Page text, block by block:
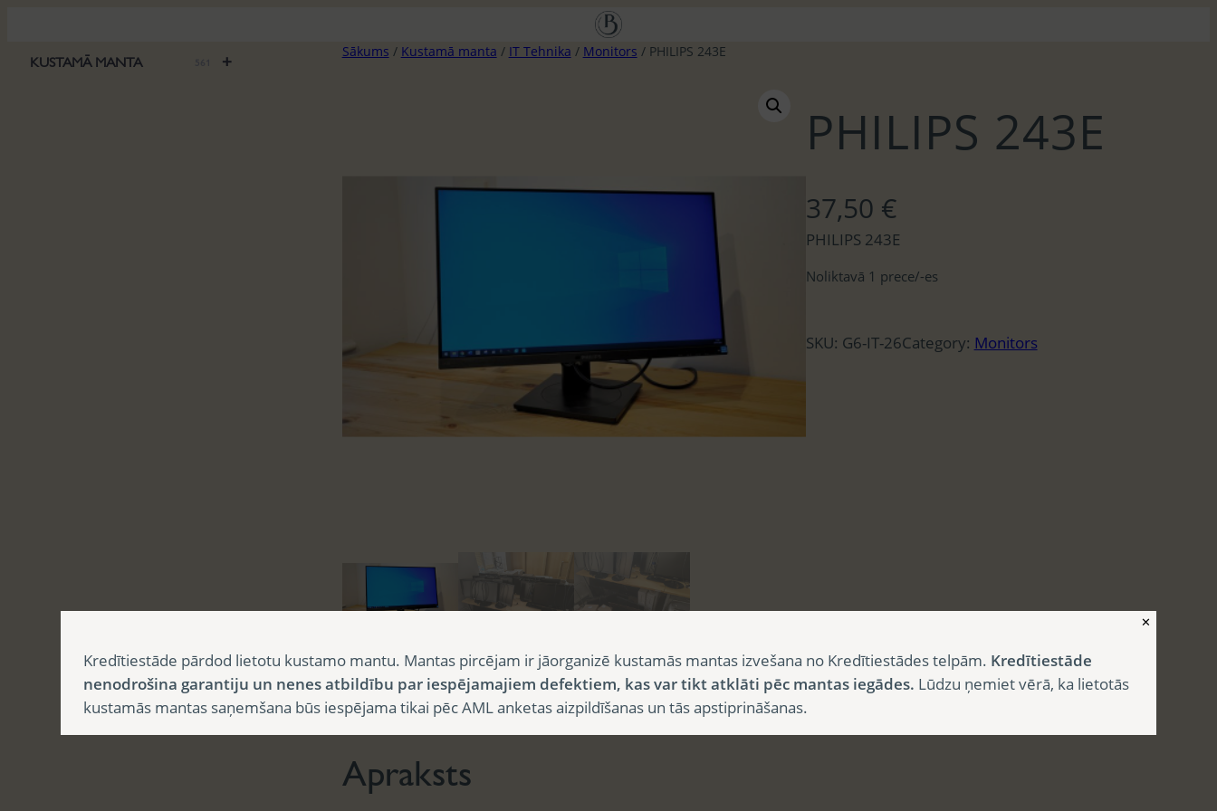
saturu
+
KUSTAMĀ MANTA
Sākums / Kustamā manta / IT Tehnika / Monitors / PHILIPS 243E
PHILIPS 243E
37,50 €
PHILIPS 243E
Noliktavā 1 prece/-es
SKU: G6-IT-26Category: Monitors
Apraksts Papildu informācija
Apraksts
✕
Kredītiestāde pārdod lietotu kustamo mantu. Mantas pircējam ir jāorganizē kustamās mantas izvešana no Kredītiestādes telpām. Kredītiestāde
nenodrošina garantiju un nenes atbildību par iespējamajiem defektiem, kas var tikt atklāti pēc mantas iegādes. Lūdzu ņemiet vērā, ka lietotās
kustamās mantas saņemšana būs iespējama tikai pēc AML anketas aizpildīšanas un tās apstiprināšanas.